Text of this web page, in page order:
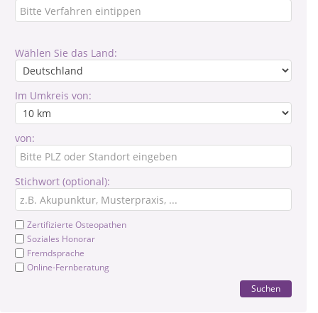
Wählen Sie das Land:
Im Umkreis von:
von:
Stichwort (optional):
Zertifizierte Osteopathen
Soziales Honorar
Fremdsprache
Online-Fernberatung
Suchen